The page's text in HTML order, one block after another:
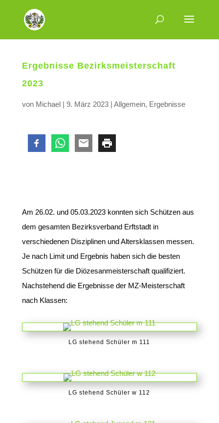
Ergebnisse Bezirksmeisterschaft
2023
von Michael| 9. März 2023| Allgemein, Ergebnisse
Am 26.02. und 05.03.2023 konnten sich Schützen aus
dem gesamten Bezirksverband Erftstadt in
verschiedenen Disziplinen und Altersklassen messen.
Je nach Limit und Ergebnis haben sich die besten
Schützen für die Diözesanmeisterschaft qualifiziert.
Nachstehend die Ergebnisse der MZ-Meisterschaft
nach Klassen:
LG stehend Schüler m 111
LG stehend Schüler w 112